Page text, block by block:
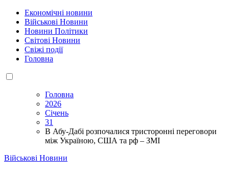
Економічні новини
Військові Новини
Новини Політики
Світові Новини
Свіжі події
Головна
Головна
2026
Січень
31
В Абу-Дабі розпочалися тристоронні переговори
між Україною, США та рф – ЗМІ
Військові Новини